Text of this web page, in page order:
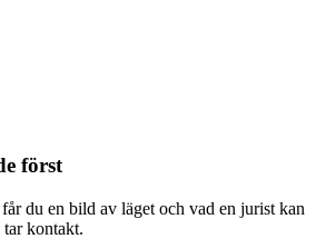
först
du en bild av läget och vad en jurist kan
kontakt.